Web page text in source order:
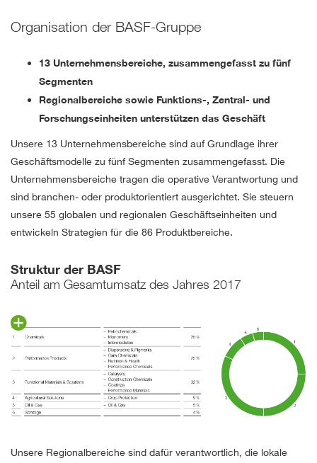
Organisation der BASF-Gruppe
13 Unternehmensbereiche, zusammengefasst zu fünf
Segmenten
Regionalbereiche sowie Funktions-, Zentral- und
Forschungseinheiten unterstützen das Geschäft
Unsere 13 Unternehmensbereiche sind auf Grundlage ihrer
Geschäftsmodelle zu fünf Segmenten zusammengefasst. Die
Unternehmensbereiche tragen die operative Verantwortung und
sind branchen- oder produktorientiert ausgerichtet. Sie steuern
unsere 55 globalen und regionalen Geschäftseinheiten und
entwickeln Strategien für die 86 Produktbereiche.
Struktur der BASF
Anteil am Gesamtumsatz des Jahres 2017
Unsere Regionalbereiche sind dafür verantwortlich, die lokale